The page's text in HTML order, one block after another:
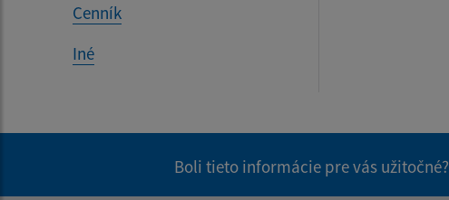
Cenník
Iné
Boli tieto informácie pre vás užitočné?